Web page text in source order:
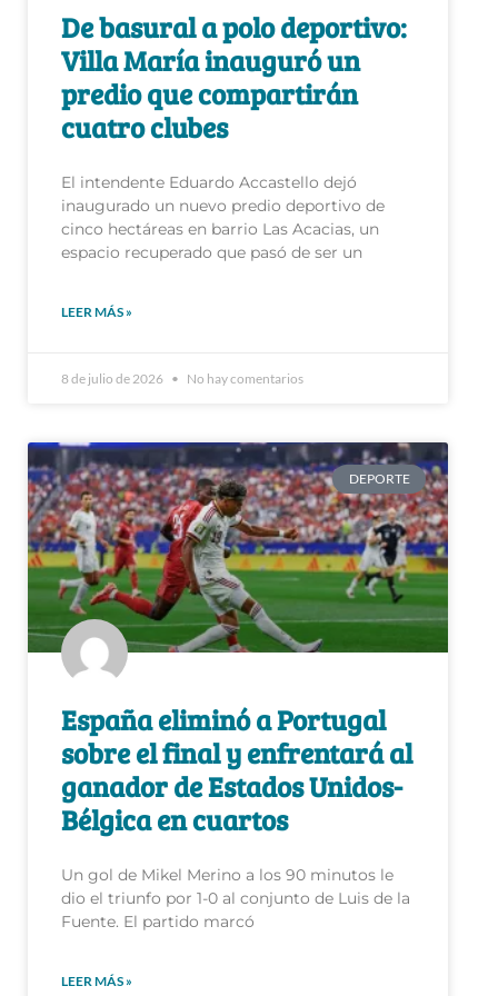
De basural a polo deportivo:
Villa María inauguró un
predio que compartirán
cuatro clubes
El intendente Eduardo Accastello dejó
inaugurado un nuevo predio deportivo de
cinco hectáreas en barrio Las Acacias, un
espacio recuperado que pasó de ser un
LEER MÁS »
8 de julio de 2026 No hay comentarios
DEPORTE
España eliminó a Portugal
sobre el final y enfrentará al
ganador de Estados Unidos-
Bélgica en cuartos
Un gol de Mikel Merino a los 90 minutos le
dio el triunfo por 1-0 al conjunto de Luis de la
Fuente. El partido marcó
LEER MÁS »